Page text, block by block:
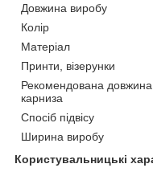
Довжина виробу
Колір
Матеріал
Принти, візерунки
Рекомендована довжина
карниза
Спосіб підвісу
Ширина виробу
Користувальницькі